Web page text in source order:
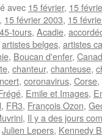
avec 15 février, 15
, 15 février 2003, 15
45-tours, Acadie,
artistes belges, artistes
, Boucan d'enfer,
, chanteur, chanteuse,
, coronavirus, Corse,
, Emile et Images,
, FR3, François Ozon,
, Il y a des jours
Julien Lepers, Kennedy